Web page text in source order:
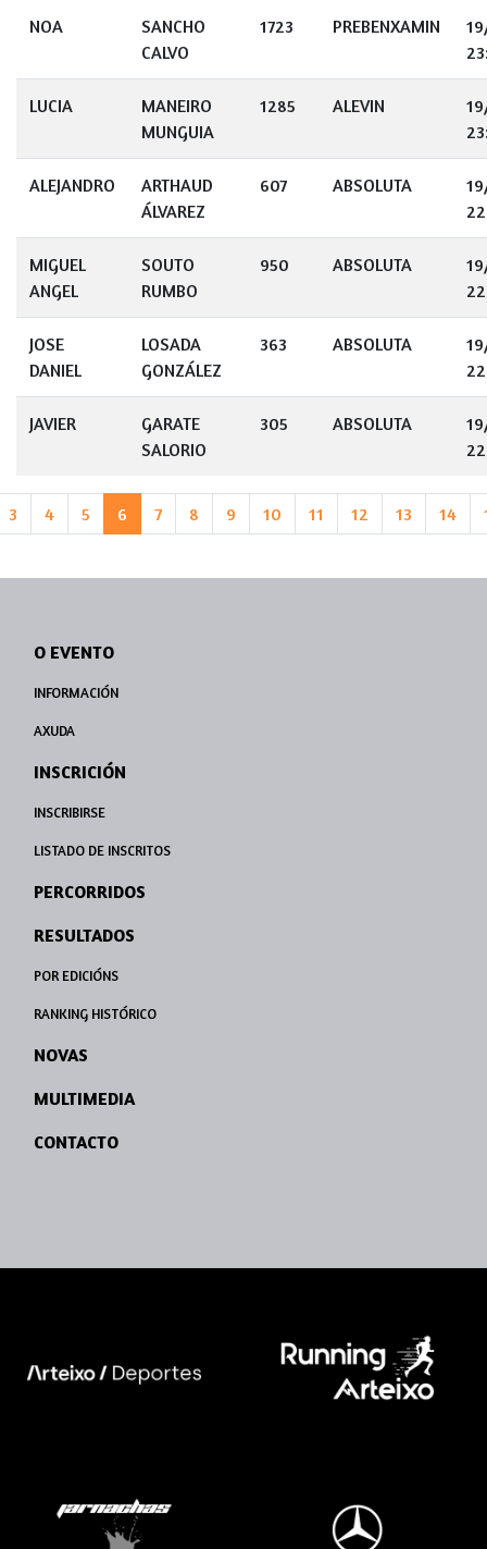
NOA
SANCHO
CALVO
1723 PREBENXAMIN
LUCIA
MANEIRO
MUNGUIA
1285 ALEVIN
ALEJANDRO
ARTHAUD
ÁLVAREZ
607 ABSOLUTA
MIGUEL
ANGEL
SOUTO
RUMBO
950 ABSOLUTA
JOSE
DANIEL
LOSADA
GONZÁLEZ
363 ABSOLUTA
JAVIER
GARATE
SALORIO
305 ABSOLUTA
3 4 5 6 7 8 9 10 11 12 13 14
O EVENTO
INFORMACIÓN
AXUDA
INSCRICIÓN
INSCRIBIRSE
LISTADO DE INSCRITOS
PERCORRIDOS
RESULTADOS
POR EDICIÓNS
RANKING HISTÓRICO
NOVAS
MULTIMEDIA
CONTACTO